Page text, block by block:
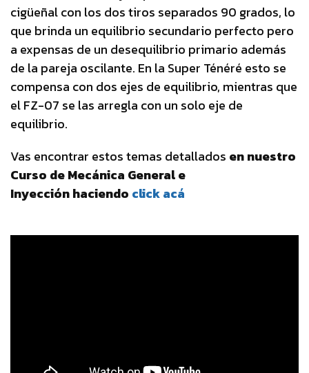
cigüeñal con los dos tiros separados 90 grados, lo
que brinda un equilibrio secundario perfecto pero
a expensas de un desequilibrio primario además
de la pareja oscilante. En la Super Ténéré esto se
compensa con dos ejes de equilibrio, mientras que
el FZ-07 se las arregla con un solo eje de
equilibrio.
Vas encontrar estos temas detallados en nuestro
Curso de Mecánica General e
Inyección haciendo click acá